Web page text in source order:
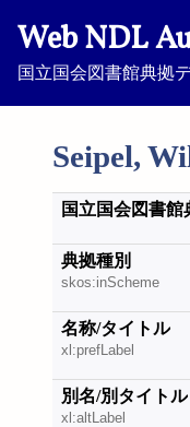
Web NDL
国立国会図書館典拠
Seipel,
国立国会図書館
典拠種別
skos:inScheme
名称/タイトル
xl:prefLabel
別名/別タイトル
xl:altLabel